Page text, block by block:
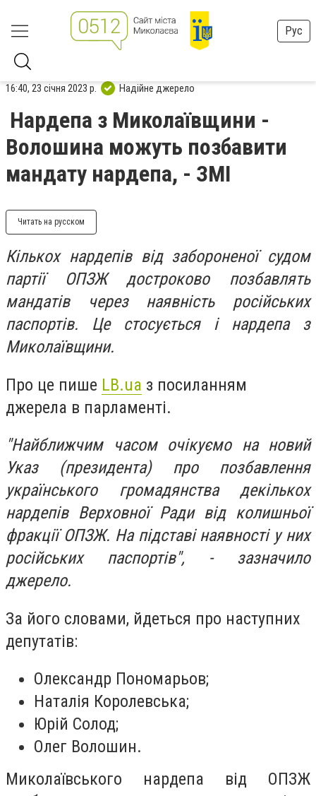
Рус
16:40, 23 січня 2023 р. Надійне джерело
Нардепа з Миколаївщини -
Волошина можуть позбавити
мандату нардепа, - ЗМІ
Читать на русском
Кількох нардепів від забороненої судом
партії ОПЗЖ достроково позбавлять
мандатів через наявність російських
паспортів. Це стосується і нардепа з
Миколаївщини.
Про це пише LB.ua з посиланням
джерела в парламенті.
"Найближчим часом очікуємо на новий
Указ (президента) про позбавлення
українського громадянства декількох
нардепів Верховної Ради від колишньої
фракції ОПЗЖ. На підставі наявності у них
російських паспортів", - зазначило
джерело.
За його словами, йдеться про наступних
депутатів:
Олександр Пономарьов;
Наталія Королевська;
Юрій Солод;
Олег Волошин.
Миколаївського нардепа від ОПЗЖ